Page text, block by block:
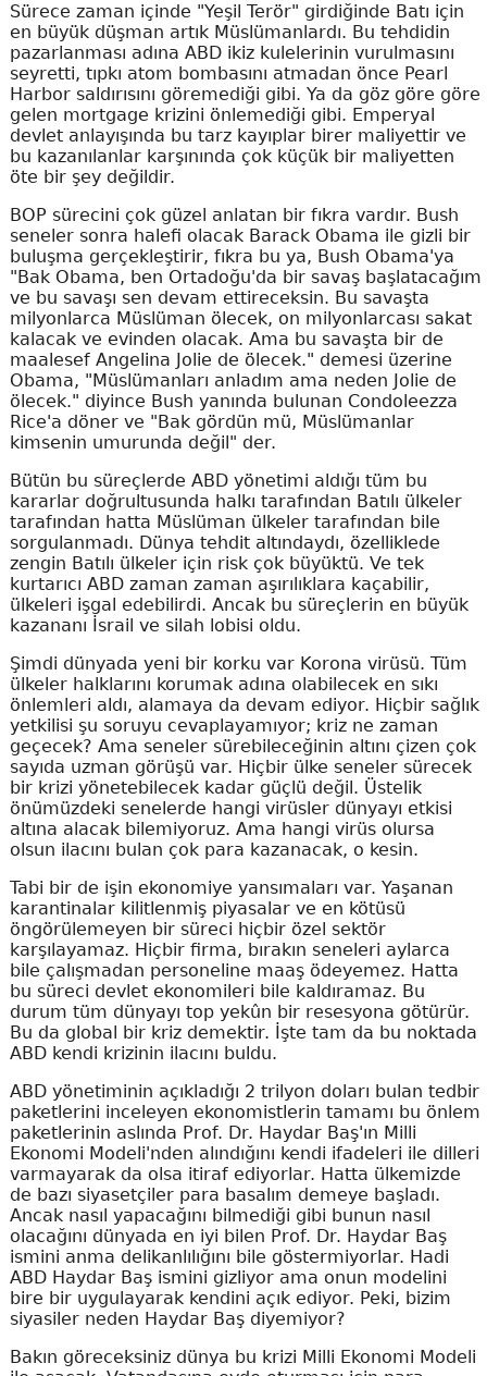
Sürece zaman içinde "Yeşil Terör" girdiğinde Batı için
en büyük düşman artık Müslümanlardı. Bu tehdidin
pazarlanması adına ABD ikiz kulelerinin vurulmasını
seyretti, tıpkı atom bombasını atmadan önce Pearl
Harbor saldırısını göremediği gibi. Ya da göz göre göre
gelen mortgage krizini önlemediği gibi. Emperyal
devlet anlayışında bu tarz kayıplar birer maliyettir ve
bu kazanılanlar karşınında çok küçük bir maliyetten
öte bir şey değildir.
BOP sürecini çok güzel anlatan bir fıkra vardır. Bush
seneler sonra halefi olacak Barack Obama ile gizli bir
buluşma gerçekleştirir, fıkra bu ya, Bush Obama'ya
"Bak Obama, ben Ortadoğu'da bir savaş başlatacağım
ve bu savaşı sen devam ettireceksin. Bu savaşta
milyonlarca Müslüman ölecek, on milyonlarcası sakat
kalacak ve evinden olacak. Ama bu savaşta bir de
maalesef Angelina Jolie de ölecek." demesi üzerine
Obama, "Müslümanları anladım ama neden Jolie de
ölecek." diyince Bush yanında bulunan Condoleezza
Rice'a döner ve "Bak gördün mü, Müslümanlar
kimsenin umurunda değil" der.
Bütün bu süreçlerde ABD yönetimi aldığı tüm bu
kararlar doğrultusunda halkı tarafından Batılı ülkeler
tarafından hatta Müslüman ülkeler tarafından bile
sorgulanmadı. Dünya tehdit altındaydı, özelliklede
zengin Batılı ülkeler için risk çok büyüktü. Ve tek
kurtarıcı ABD zaman zaman aşırılıklara kaçabilir,
ülkeleri işgal edebilirdi. Ancak bu süreçlerin en büyük
kazananı İsrail ve silah lobisi oldu.
Şimdi dünyada yeni bir korku var Korona virüsü. Tüm
ülkeler halklarını korumak adına olabilecek en sıkı
önlemleri aldı, alamaya da devam ediyor. Hiçbir sağlık
yetkilisi şu soruyu cevaplayamıyor; kriz ne zaman
geçecek? Ama seneler sürebileceğinin altını çizen çok
sayıda uzman görüşü var. Hiçbir ülke seneler sürecek
bir krizi yönetebilecek kadar güçlü değil. Üstelik
önümüzdeki senelerde hangi virüsler dünyayı etkisi
altına alacak bilemiyoruz. Ama hangi virüs olursa
olsun ilacını bulan çok para kazanacak, o kesin.
Tabi bir de işin ekonomiye yansımaları var. Yaşanan
karantinalar kilitlenmiş piyasalar ve en kötüsü
öngörülemeyen bir süreci hiçbir özel sektör
karşılayamaz. Hiçbir firma, bırakın seneleri aylarca
bile çalışmadan personeline maaş ödeyemez. Hatta
bu süreci devlet ekonomileri bile kaldıramaz. Bu
durum tüm dünyayı top yekûn bir resesyona götürür.
Bu da global bir kriz demektir. İşte tam da bu noktada
ABD kendi krizinin ilacını buldu.
ABD yönetiminin açıkladığı 2 trilyon doları bulan tedbir
paketlerini inceleyen ekonomistlerin tamamı bu önlem
paketlerinin aslında Prof. Dr. Haydar Baş'ın Milli
Ekonomi Modeli'nden alındığını kendi ifadeleri ile dilleri
varmayarak da olsa itiraf ediyorlar. Hatta ülkemizde
de bazı siyasetçiler para basalım demeye başladı.
Ancak nasıl yapacağını bilmediği gibi bunun nasıl
olacağını dünyada en iyi bilen Prof. Dr. Haydar Baş
ismini anma delikanlılığını bile göstermiyorlar. Hadi
ABD Haydar Baş ismini gizliyor ama onun modelini
bire bir uygulayarak kendini açık ediyor. Peki, bizim
siyasiler neden Haydar Baş diyemiyor?
Bakın göreceksiniz dünya bu krizi Milli Ekonomi Modeli